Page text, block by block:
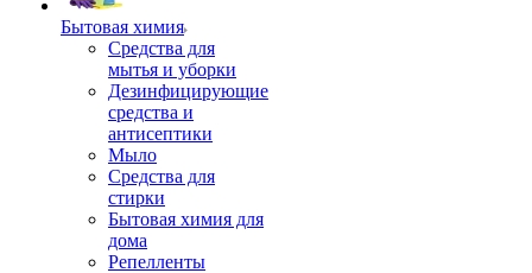
Бытовая химия
Средства для
мытья и уборки
Дезинфицирующие
средства и
антисептики
Мыло
Средства для
стирки
Бытовая химия для
дома
Репелленты